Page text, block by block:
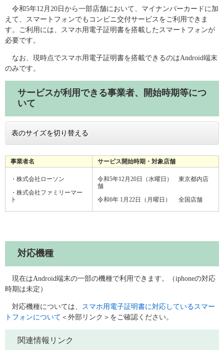
令和5年12月20日から一部店舗において、マイナンバーカードに加
えて、スマートフォンでもコンビニ交付サービスをご利用できま
す。ご利用には、スマホ用電子証明書を搭載したスマートフォンが
必要です。
なお、現時点でスマホ用電子証明書を搭載できるのはAndroid端末
のみです。
サービスが利用できる事業者、開始時期等につ
いて
表のサイズを切り替える
事業者名 サービス開始時期・対象店舗
・株式会社ローソン
・株式会社ファミリーマー
ト
令和5年12月20日（水曜日） 東京都内店
舗
令和6年 1月22日（月曜日） 全国店舗
対応機種
現在はAndroid端末の一部の機種で利用できます。（iphoneの対応
時期は未定）
対応機種については、
スマホ用電子証明書に対応しているスマー
トフォンについて ＜外部リンク＞ をご確認ください。
関連情報リンク